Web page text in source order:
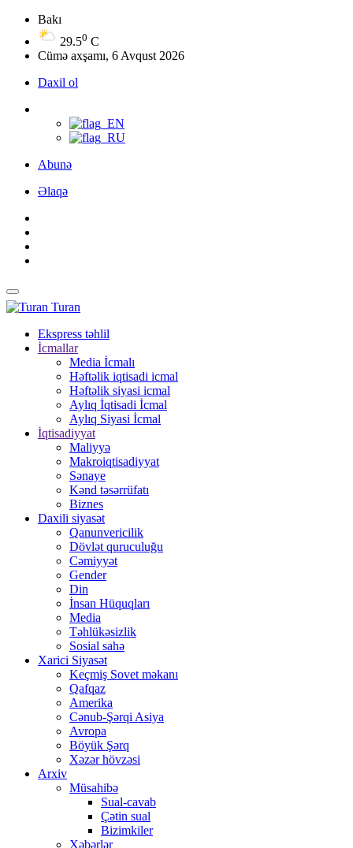
Bakı
29.50 C
Cümə axşamı, 6 Avqust 2026
Daxil ol
Abunə
Əlaqə
Turan
Ekspress təhlil
İcmallar
Media İcmalı
Həftəlik iqtisadi icmal
Həftəlik siyasi icmal
Aylıq İqtisadi İcmal
Aylıq Siyasi İcmal
İqtisadiyyat
Maliyyə
Makroiqtisadiyyat
Sənaye
Kənd təsərrüfatı
Biznes
Daxili siyasət
Qanunvericilik
Dövlət quruculuğu
Cəmiyyət
Gender
Din
İnsan Hüquqları
Media
Təhlükəsizlik
Sosial sahə
Xarici Siyasət
Keçmiş Sovet məkanı
Qafqaz
Amerika
Cənub-Şərqi Asiya
Avropa
Böyük Şərq
Xəzər hövzəsi
Arxiv
Müsahibə
Sual-cavab
Çətin sual
Bizimkiler
Xəbərlər